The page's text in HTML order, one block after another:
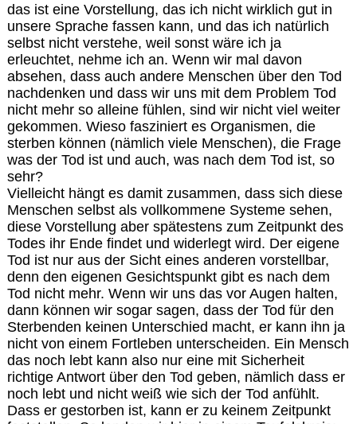
das ist eine Vorstellung, das ich nicht wirklich gut in
unsere Sprache fassen kann, und das ich natürlich
selbst nicht verstehe, weil sonst wäre ich ja
erleuchtet, nehme ich an. Wenn wir mal davon
absehen, dass auch andere Menschen über den Tod
nachdenken und dass wir uns mit dem Problem Tod
nicht mehr so alleine fühlen, sind wir nicht viel weiter
gekommen. Wieso fasziniert es Organismen, die
sterben können (nämlich viele Menschen), die Frage
was der Tod ist und auch, was nach dem Tod ist, so
sehr?
Vielleicht hängt es damit zusammen, dass sich diese
Menschen selbst als vollkommene Systeme sehen,
diese Vorstellung aber spätestens zum Zeitpunkt des
Todes ihr Ende findet und widerlegt wird. Der eigene
Tod ist nur aus der Sicht eines anderen vorstellbar,
denn den eigenen Gesichtspunkt gibt es nach dem
Tod nicht mehr. Wenn wir uns das vor Augen halten,
dann können wir sogar sagen, dass der Tod für den
Sterbenden keinen Unterschied macht, er kann ihn ja
nicht von einem Fortleben unterscheiden. Ein Mensch
das noch lebt kann also nur eine mit Sicherheit
richtige Antwort über den Tod geben, nämlich dass er
noch lebt und nicht weiß wie sich der Tod anfühlt.
Dass er gestorben ist, kann er zu keinem Zeitpunkt